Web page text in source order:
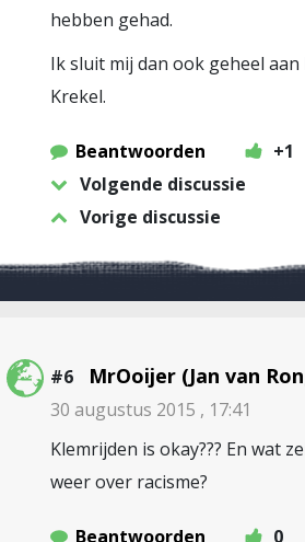
hebben gehad.
Ik sluit mij dan ook geheel aan
Krekel.
Beantwoorden
+1
Volgende discussie
Vorige discussie
#6 MrOoijer (Jan van
30 augustus 2015 , 17:41
Klemrijden is okay??? En wat
weer over racisme?
Beantwoorden
0